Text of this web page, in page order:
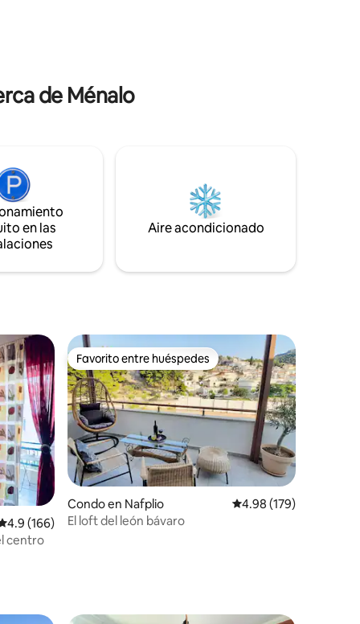
de Ménalo
en las
Aire acondicionado
promedio: 4.9 de 5, 166 reseñas
4.9 (166)
centro
Favorito entre huéspedes
Favorito entre huéspedes
Condo en Nafplio Calificación promedio:
4.98 (179)
El loft del león bávaro